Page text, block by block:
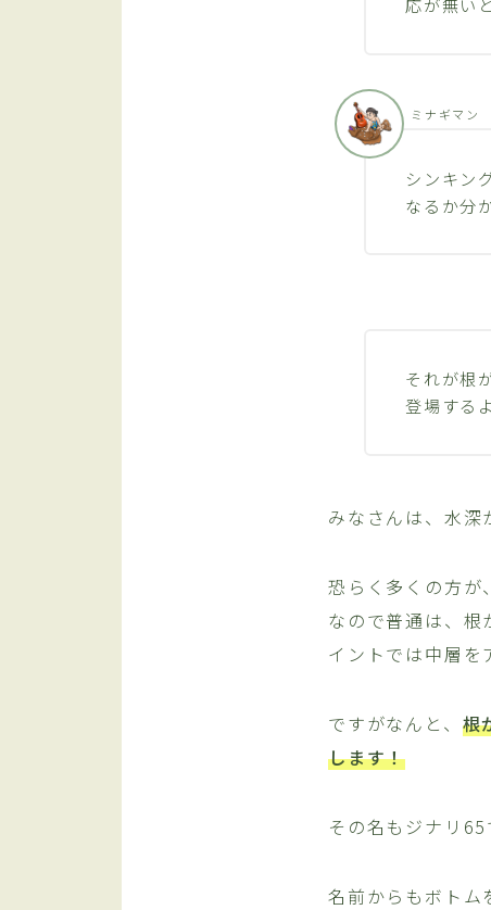
シンキン
なるか分
ミナギマン
それが根
登場する
みなさんは、水深
恐らく多くの方が
なので普通は、
イントでは中層を
ですがなんと、 根
します！
その名もジナリ65
名前からもボトム